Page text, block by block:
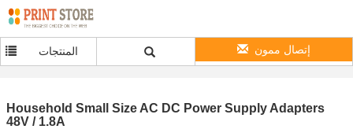
المنتجات إتصال ممون
Household Small Size AC DC Power Supply Adapters
48V / 1.8A